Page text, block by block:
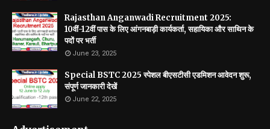
Rajasthan Anganwadi Recruitment 2025:
10वीं-12वीं पास के लिए आंगनबाड़ी कार्यकर्ता, सहायिका और साथिन के
पदों पर भर्ती
June 23, 2025
Special BSTC 2025 स्पेशल बीएसटीसी एडमिशन आवेदन शुरू,
संपूर्ण जानकारी देखें
June 22, 2025